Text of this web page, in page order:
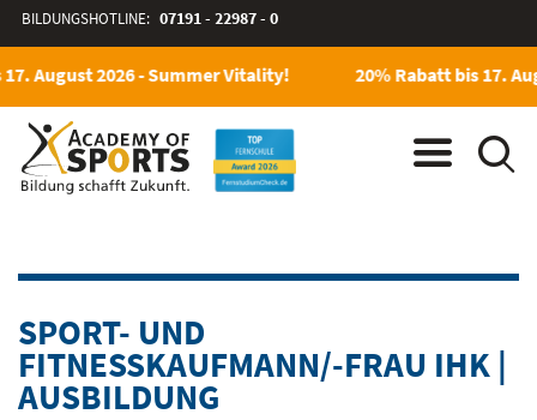
BILDUNGSHOTLINE: 07191 - 22987 - 0
August 2026 - Summer Vitality! 20% Rabatt bis 17.
SPORT- UND
FITNESSKAUFMANN/-FRAU IHK |
AUSBILDUNG